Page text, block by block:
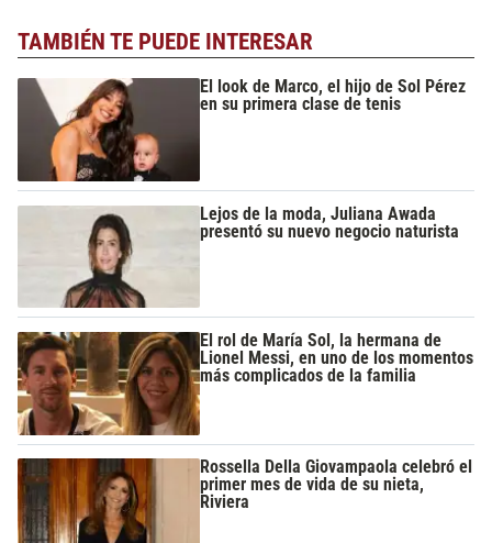
TAMBIÉN TE PUEDE INTERESAR
El look de Marco, el hijo de Sol Pérez
en su primera clase de tenis
Lejos de la moda, Juliana Awada
presentó su nuevo negocio naturista
El rol de María Sol, la hermana de
Lionel Messi, en uno de los momentos
más complicados de la familia
Rossella Della Giovampaola celebró el
primer mes de vida de su nieta,
Riviera